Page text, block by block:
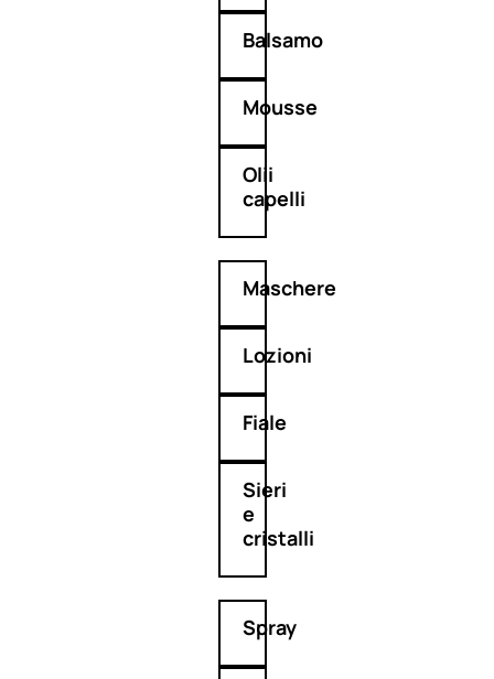
Balsamo
Mousse
Olii
capelli
Maschere
Lozioni
Fiale
Sieri
e
cristalli
Spray